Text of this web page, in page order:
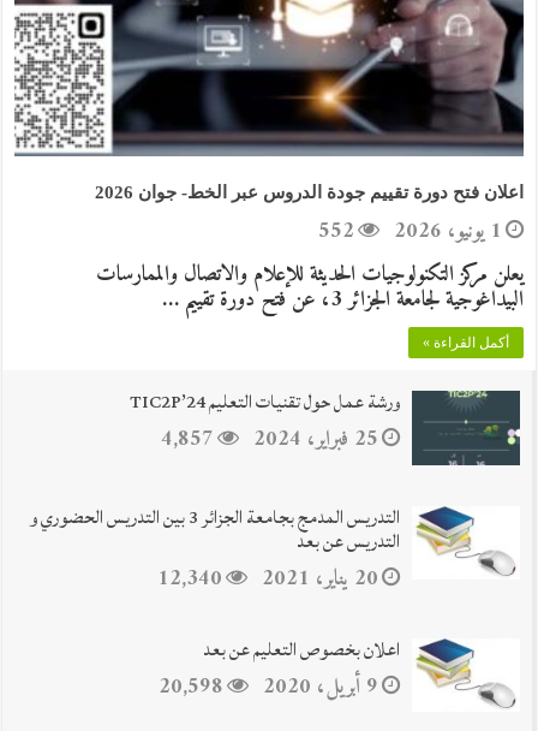
اعلان فتح دورة تقييم جودة الدروس عبر الخط- جوان 2026
1 يونيو، 2026
552
يعلن مركز التكنولوجيات الحديثة للإعلام والاتصال والممارسات
البيداغوجية لجامعة الجزائر 3، عن فتح دورة تقييم …
أكمل القراءة »
ورشة عمل حول تقنيات التعليم TIC2P’24
25 فبراير، 2024
4,857
التدريس المدمج بجامعة الجزائر 3 بين التدريس الحضوري و
التدريس عن بعد
20 يناير، 2021
12,340
اعلان بخصوص التعليم عن بعد
9 أبريل، 2020
20,598